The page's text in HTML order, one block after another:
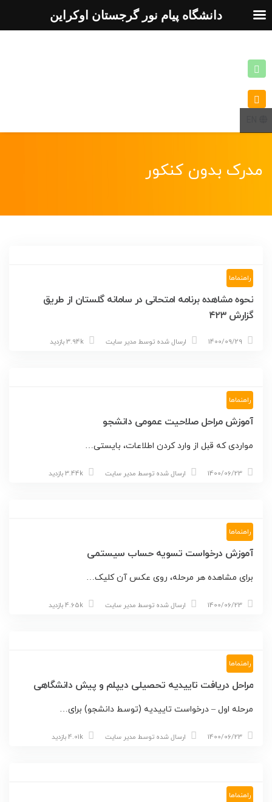
مدرک بدون کنکور
راهنماها
نحوه مشاهده برنامه امتحانی در سامانه گلستان از طریق
گزارش ۴۲۳
1400/09/29 ارسال شده توسط مدیر سایت
راهنماها
آموزش مراحل صلاحیت عمومی دانشجو
مواردی که قبل از وارد کردن اطلاعات، بایستی…
1400/06/23 ارسال شده توسط مدیر سایت
راهنماها
آموزش درخواست تسويه حساب سيستمی
برای مشاهده هر مرحله، روی عکس آن کلیک…
1400/06/23 ارسال شده توسط مدیر سایت
راهنماها
مراحل دریافت تاییدیه تحصیلی دیپلم و پیش دانشگاهی
مرحله اول – درخواست تاییدیه (توسط دانشجو) برای…
1400/06/23 ارسال شده توسط مدیر سایت
راهنماها
دانشگاه پیام نور گرجستان اوکراین